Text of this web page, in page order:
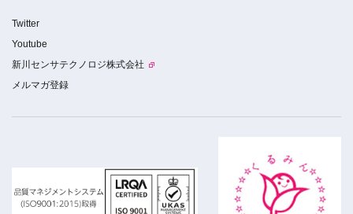
Twitter
Youtube
新川センサテクノロジ株式会社
メルマガ登録